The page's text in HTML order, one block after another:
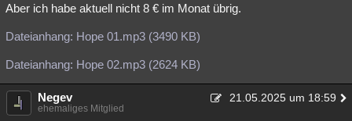
Aber ich habe aktuell nicht 8 € im Monat übrig.
Dateianhang: Hope 01.mp3 (3490 KB)
Dateianhang: Hope 02.mp3 (2624 KB)
Negev 21.05.2025 um 18:59
ehemaliges Mitglied